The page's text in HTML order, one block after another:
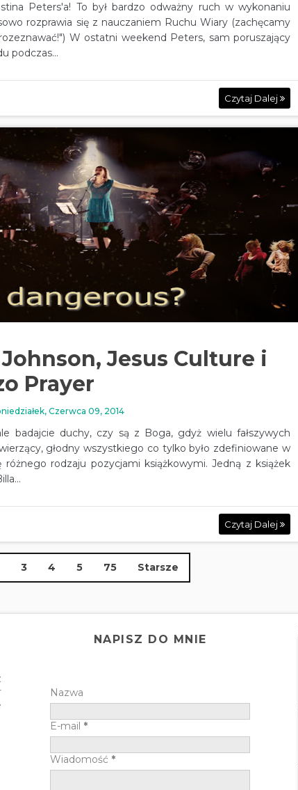
Peters'a! To był bardzo odważny ruch w wykonaniu
rozprawia się z nauczaniem Ruchu Wiary (zachęcamy
W ostatni weekend Peters, sam poruszający
podczas...
Czytaj Dalej
Jesus Culture i
Prayer
Czerwca 09, 2014
badajcie duchy, czy są z Boga, gdyż wielu fałszywych
głodny wszystkiego co tylko było zdefiniowane w
rodzaju pozycjami książkowymi. Jedną z książek
Czytaj Dalej
3 4 5 75 Starsze
NAPISZ DO MNIE
Nazwa
E-mail *
Wiadomość *